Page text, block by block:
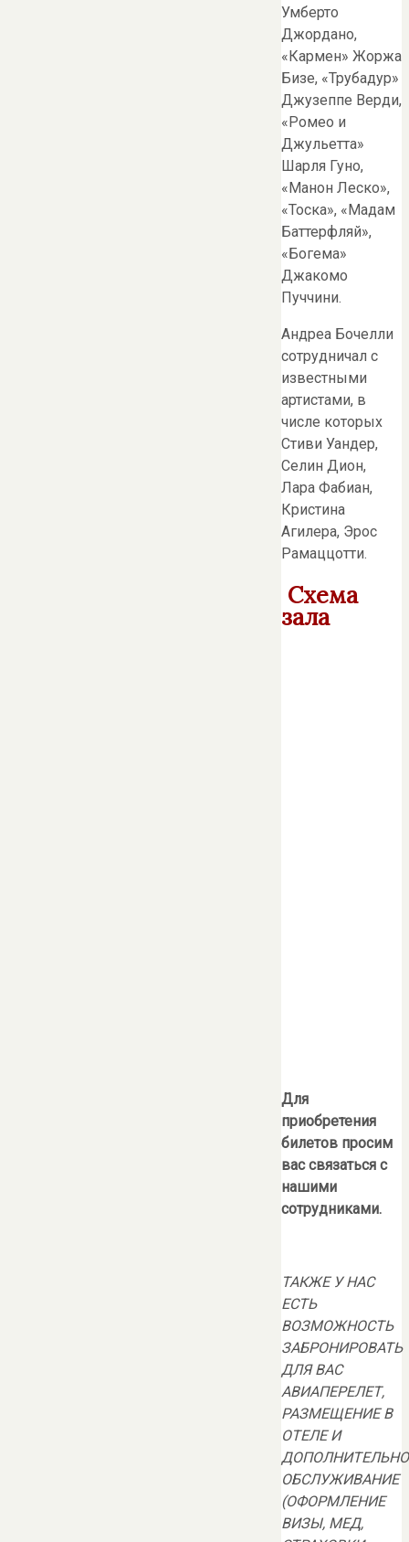
Умберто
Джордано,
«Кармен» Жоржа
Бизе, «Трубадур»
Джузеппе Верди,
«Ромео и
Джульетта»
Шарля Гуно,
«Манон Леско»,
«Тоска», «Мадам
Баттерфляй»,
«Богема»
Джакомо
Пуччини.
Андреа Бочелли
сотрудничал с
известными
артистами, в
числе которых
Стиви Уандер,
Селин Дион,
Лара Фабиан,
Кристина
Агилера, Эрос
Рамаццотти.
Схема
зала
Для
приобретения
билетов просим
вас связаться с
нашими
сотрудниками.
ТАКЖЕ У НАС
ЕСТЬ
ВОЗМОЖНОСТЬ
ЗАБРОНИРОВАТЬ
ДЛЯ ВАС
АВИАПЕРЕЛЕТ,
РАЗМЕЩЕНИЕ В
ОТЕЛЕ И
ОБСЛУЖИВАНИЕ
(ОФОРМЛЕНИЕ
ВИЗЫ, МЕД,